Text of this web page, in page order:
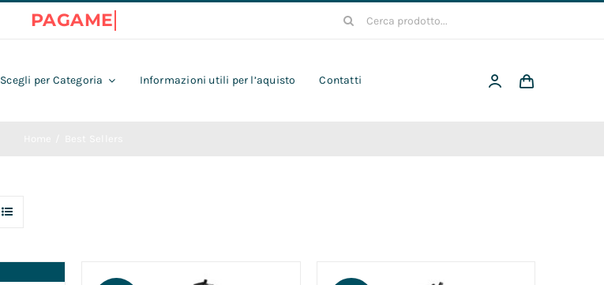
Cerca
Scegli per Categoria Informazioni utili per l’aquisto Contatti